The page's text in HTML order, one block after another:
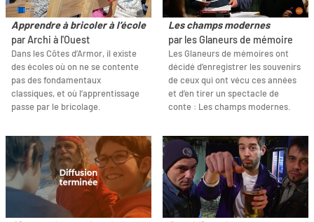
Apprendre à bricoler à l’école
par Archi à l'Ouest
Dans les Côtes d’Armor, il existe
des écoles où on ne se contente
pas des fondamentaux
classiques, et où l’apprentissage
passe par le bricolage.
Les champs modernes
par les Glaneurs de mémoire
Les Glaneurs de mémoires ont
décidé d’enregistrer les souvenirs
de ceux qui ont vécu ces années
et d’en tirer un spectacle de
conte : Les champs modernes.